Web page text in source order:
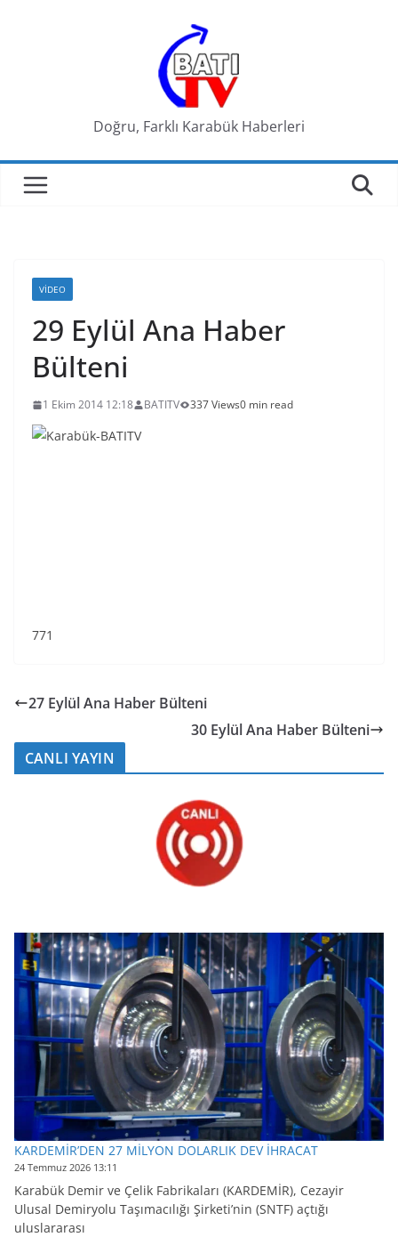
Doğru, Farklı Karabük Haberleri
VIDEO
29 Eylül Ana Haber
Bülteni
1 Ekim 2014 12:18 BATITV 337 Views0 min read
771
27 Eylül Ana Haber Bülteni
30 Eylül Ana Haber Bülteni
CANLI YAYIN
KARDEMİR’DEN 27 MİLYON DOLARLIK DEV İHRACAT
24 Temmuz 2026 13:11
Karabük Demir ve Çelik Fabrikaları (KARDEMİR), Cezayir
Ulusal Demiryolu Taşımacılığı Şirketi’nin (SNTF) açtığı
uluslararası